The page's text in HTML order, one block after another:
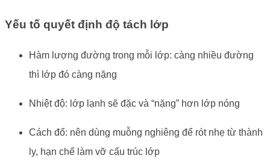
Yếu tố quyết định độ tách lớp
Hàm lượng đường trong mỗi lớp: càng nhiều đường
thì lớp đó càng nặng
Nhiệt độ: lớp lạnh sẽ đặc và “nặng” hơn lớp nóng
Cách đổ: nên dùng muỗng nghiêng để rót nhẹ từ thành
ly, hạn chế làm vỡ cấu trúc lớp